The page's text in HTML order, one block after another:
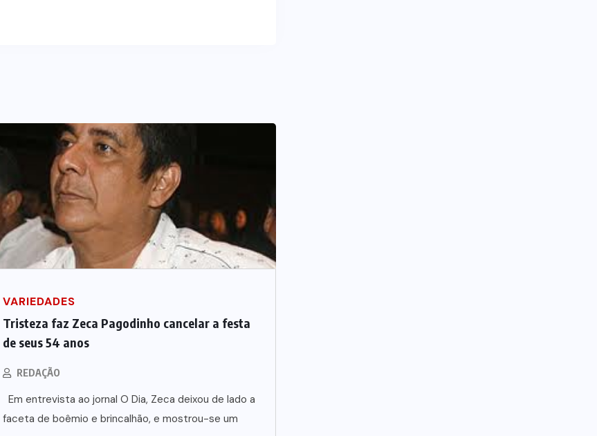
VARIEDADES
Tristeza faz Zeca Pagodinho cancelar a festa
de seus 54 anos
REDAÇÃO
Em entrevista ao jornal O Dia, Zeca deixou de lado a
faceta de boêmio e brincalhão, e mostrou-se um